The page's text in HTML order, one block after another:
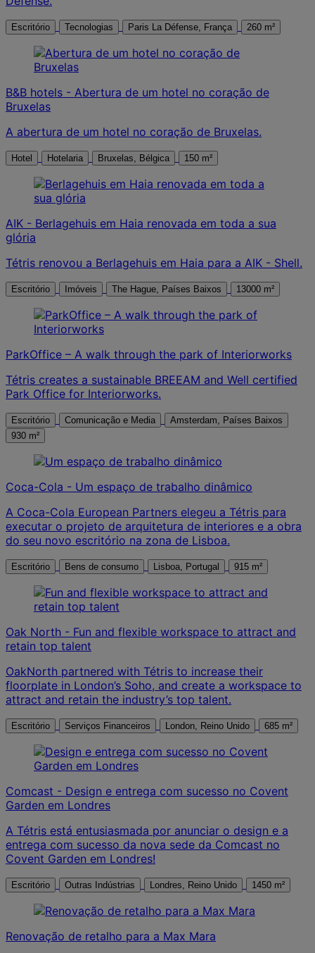
Escritório Tecnologias Paris La Défense, França 260 m²
B&B hotels - Abertura de um hotel no coração de
Bruxelas
A abertura de um hotel no coração de Bruxelas.
Hotel Hotelaria Bruxelas, Bélgica 150 m²
AIK - Berlagehuis em Haia renovada em toda a sua
glória
Tétris renovou a Berlagehuis em Haia para a AIK - Shell.
Escritório Imóveis The Hague, Países Baixos 13000 m²
ParkOffice – A walk through the park of Interiorworks
Tétris creates a sustainable BREEAM and Well certified
Park Office for Interiorworks.
Escritório Comunicação e Media
Amsterdam, Países Baixos
930 m²
Coca-Cola - Um espaço de trabalho dinâmico
A Coca-Cola European Partners elegeu a Tétris para
executar o projeto de arquitetura de interiores e a obra
do seu novo escritório na zona de Lisboa.
Escritório Bens de consumo Lisboa, Portugal 915 m²
Oak North - Fun and flexible workspace to attract and
retain top talent
OakNorth partnered with Tétris to increase their
floorplate in London’s Soho, and create a workspace to
attract and retain the industry’s top talent.
Escritório Serviços Financeiros London, Reino Unido 685 m²
Comcast - Design e entrega com sucesso no Covent
Garden em Londres
A Tétris está entusiasmada por anunciar o design e a
entrega com sucesso da nova sede da Comcast no
Covent Garden em Londres!
Escritório Outras Indústrias Londres, Reino Unido 1450 m²
Renovação de retalho para a Max Mara